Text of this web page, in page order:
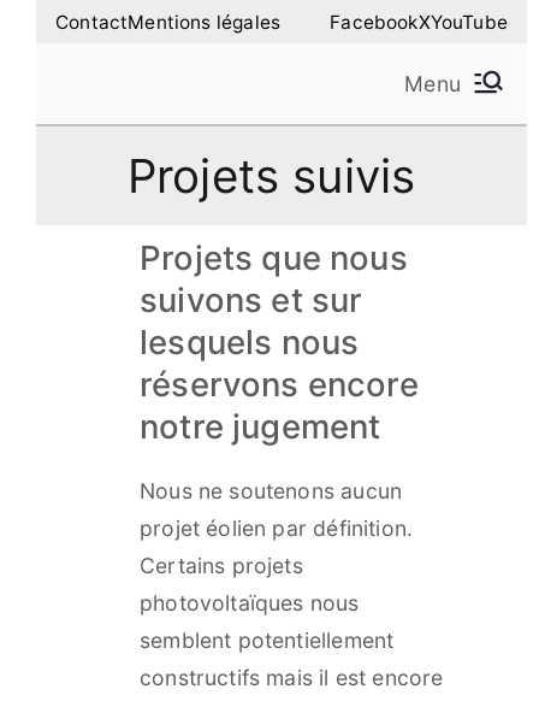
Aller
ContactMentions légales FacebookXYouTube
Amilure – Les Amis
de la Montagne de
Lure
Menu
Projets suivis
Projets que nous
suivons et sur
lesquels nous
réservons encore
notre jugement
Nous ne soutenons aucun
projet éolien par définition.
Certains projets
photovoltaïques nous
semblent potentiellement
constructifs mais il est encore